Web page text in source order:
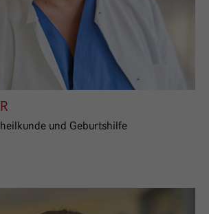
und Geburtshilfe